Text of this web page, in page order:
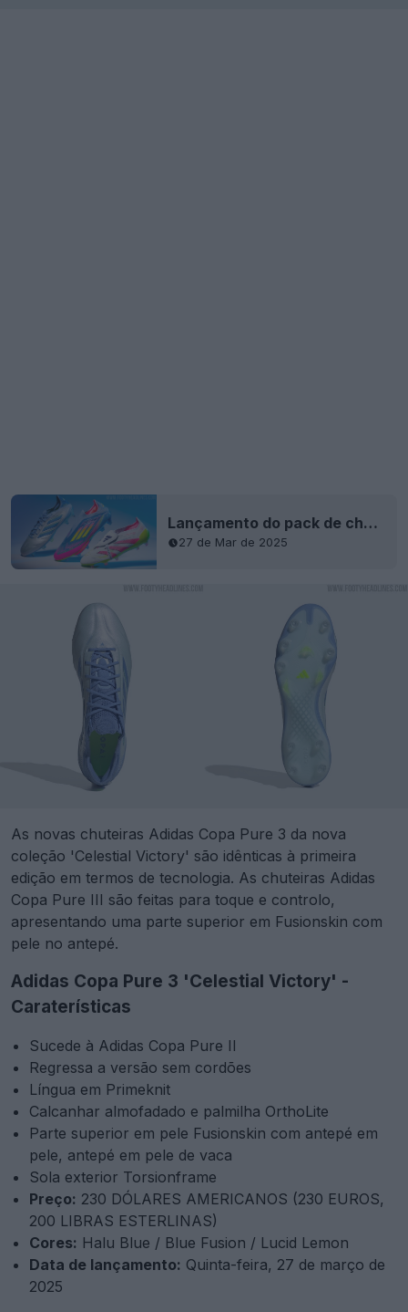
Lançamento do pack de chuteiras Adidas 2025 'Celestial Victory' - Segunda coleção principal Adidas 2025
27 de Mar de 2025
As novas chuteiras Adidas Copa Pure 3 da nova
coleção 'Celestial Victory' são idênticas à primeira
edição em termos de tecnologia. As chuteiras Adidas
Copa Pure III são feitas para toque e controlo,
apresentando uma parte superior em Fusionskin com
pele no antepé.
Adidas Copa Pure 3 'Celestial Victory' -
Caraterísticas
Sucede à Adidas Copa Pure II
Regressa a versão sem cordões
Língua em Primeknit
Calcanhar almofadado e palmilha OrthoLite
Parte superior em pele Fusionskin com antepé em
pele, antepé em pele de vaca
Sola exterior Torsionframe
Preço: 230 DÓLARES AMERICANOS (230 EUROS,
200 LIBRAS ESTERLINAS)
Cores: Halu Blue / Blue Fusion / Lucid Lemon
Data de lançamento: Quinta-feira, 27 de março de
2025